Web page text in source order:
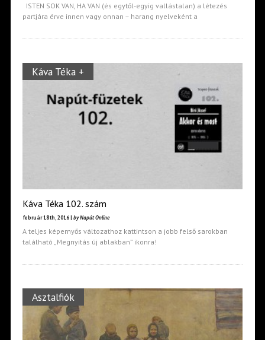
ISTEN SOK VAN, HA VAN (és egytől-egyig vallástalan) a létezés
partjára érve innen vagy onnan – harang nyelveként a
Káva Téka +
Káva Téka 102. szám
február 18th, 2016 | by Napút Online
A teljes képernyős változathoz kattintson a jobb felső sarokban
található „Megnyitás új ablakban” ikonra!
Asztalfiók